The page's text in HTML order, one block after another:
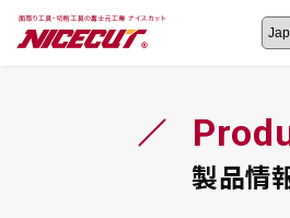
旋盤工具シリーズ
シリーズ
オーダー品依頼
フェイス・ショルダーシリーズか
トラブルシューティング
ロックピンの逆ジメに注意
製品情